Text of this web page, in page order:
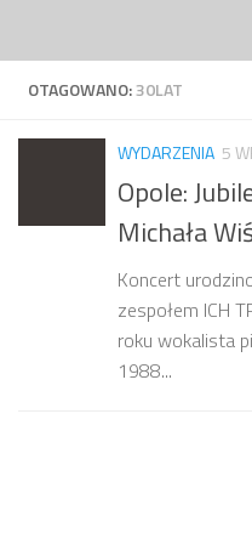
OTAGOWANO:30LAT
WYDARZENIA 5
Opole:
Michała
Koncert
zespołem ICH
roku wokalista
1988...